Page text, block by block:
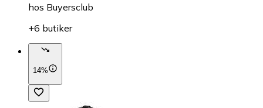
hos Buyersclub
+6 butiker
14%